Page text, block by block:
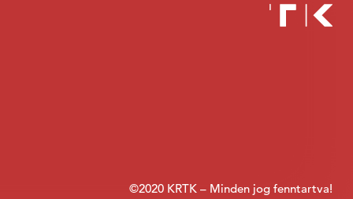
©2020 KRTK – Minden jog fenntartva!